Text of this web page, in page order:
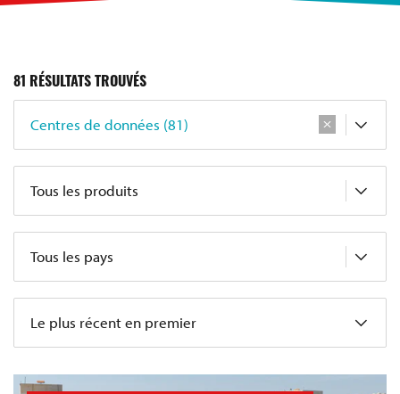
81 RÉSULTATS TROUVÉS
Centres de données (81)
Tous les produits
Tous les pays
Le plus récent en premier